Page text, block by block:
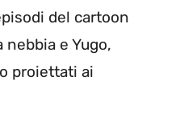
del cartoon
nebbia e Yugo,
proiettati ai